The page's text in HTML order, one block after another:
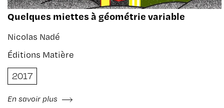
Quelques miettes à géométrie variable
Nicolas Nadé
Éditions Matière
2017
En savoir plus